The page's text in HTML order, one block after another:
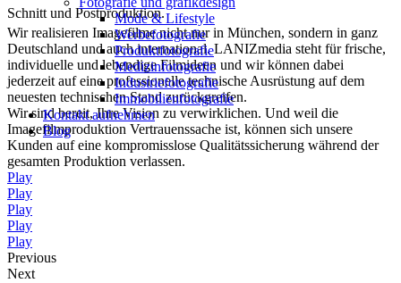
Mode & Lifestyle
Werbefotografie
Produktfotografie
Medizinfotografie
Industriefotografie
Immobilienfotografie
Kontakt aufnehmen
Blog
Schnitt und Postproduktion.
Wir realisieren Imagefilme nicht nur in München, sondern in ganz
Deutschland und auch international. LANIZmedia steht für frische,
individuelle und lebendige Filmideen und wir können dabei
jederzeit auf eine professionelle technische Ausrüstung auf dem
neuesten technischen Stand zurückgreifen.
Wir sind bereit, Ihre Vision zu verwirklichen. Und weil die
Imagefilmproduktion Vertrauenssache ist, können sich unsere
Kunden auf eine kompromisslose Qualitätssicherung während der
gesamten Produktion verlassen.
Play
Play
Play
Play
Play
Previous
Next